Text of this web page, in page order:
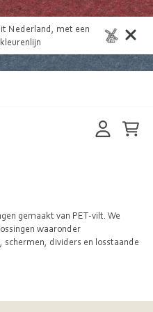
Nederland , met een
gemaakt van PET-vilt. We
waaronder
schermen, dividers en losstaande